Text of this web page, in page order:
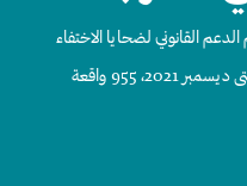
القانوني لضحايا الاختفاء
القسري، حيث وثقت منذ العام 2016 حتى ديسمبر 2021، 955 واقعة